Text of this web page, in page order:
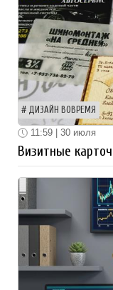
ДИЗАЙН ВОВРЕМЯ
11:59 | 30 июля
Визитные